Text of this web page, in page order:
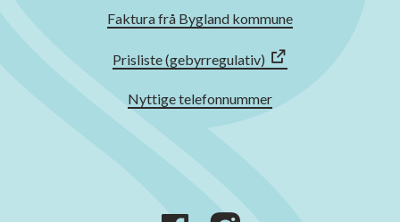
Faktura frå Bygland kommune
Prisliste (gebyrregulativ)
Nyttige telefonnummer